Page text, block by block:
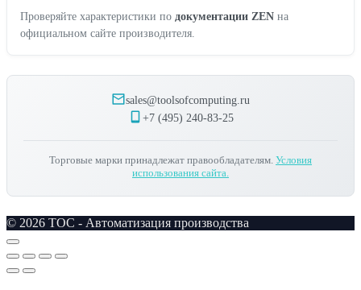
Проверяйте характеристики по документации ZEN на
официальном сайте производителя.
sales@toolsofcomputing.ru
+7 (495) 240-83-25
Торговые марки принадлежат правообладателям. Условия
использования сайта.
© 2026 TOC - Автоматизация производства